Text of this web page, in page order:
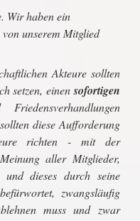
Wir haben ein
von unserem Mitglied
Akteure sollten
setzen, einen sofortigen
diese Aufforderung
richten - mit der
aller Mitglieder,
dieses durch seine
zwangsläufig
muss und zwar